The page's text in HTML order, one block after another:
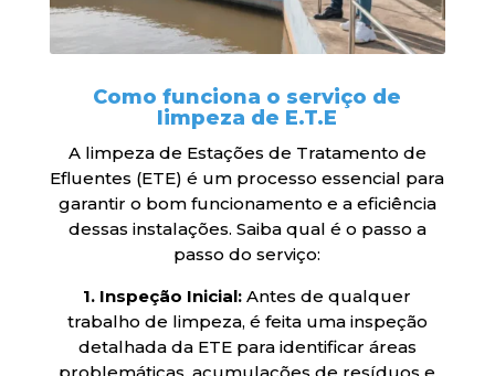
Como funciona o serviço de
limpeza de E.T.E
A limpeza de Estações de Tratamento de
Efluentes (ETE) é um processo essencial para
garantir o bom funcionamento e a eficiência
dessas instalações. Saiba qual é o passo a
passo do serviço:
1. Inspeção Inicial: Antes de qualquer
trabalho de limpeza, é feita uma inspeção
detalhada da ETE para identificar áreas